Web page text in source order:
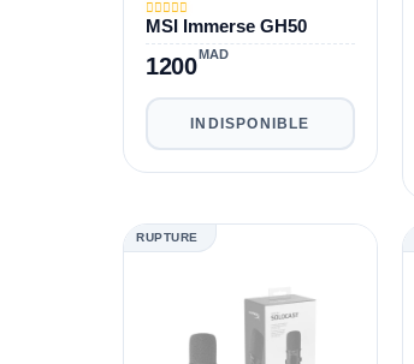
MSI Immerse GH50
1200MAD
INDISPONIBLE
RUPTURE